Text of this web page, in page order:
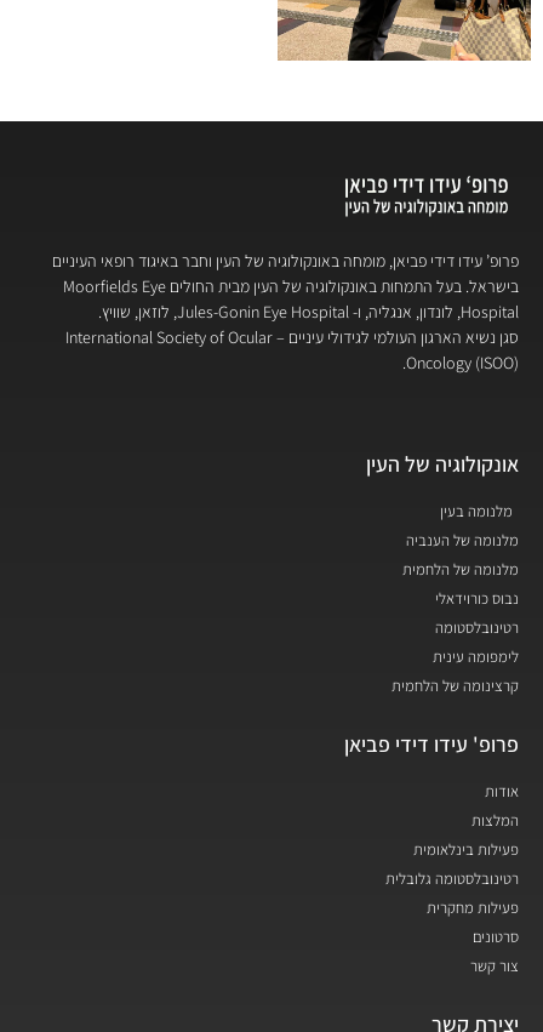
פרופ’ עידו דידי פביאן, מומחה באונקולוגיה של העין וחבר באיגוד רופאי העיניים
בישראל. בעל התמחות באונקולוגיה של העין מבית החולים Moorfields Eye
Hospital, לונדון, אנגליה, ו- Jules-Gonin Eye Hospital, לוזאן, שוויץ.
סגן נשיא הארגון העולמי לגידולי עיניים – International Society of Ocular
Oncology (ISOO).
אונקולוגיה של העין
מלנומה בעין
מלנומה של הענביה
מלנומה של הלחמית
נבוס כורוידאלי
רטינובלסטומה
לימפומה עינית
קרצינומה של הלחמית
פרופ' עידו דידי פביאן
אודות
המלצות
פעילות בינלאומית
רטינובלסטומה גלובלית
פעילות מחקרית
סרטונים
צור קשר
יצירת קשר